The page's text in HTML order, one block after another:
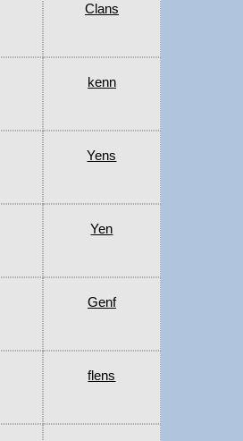
Clans
kenn
Yens
Yen
Genf
flens